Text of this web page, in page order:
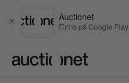
Stäng
Auctionet
Finns på Google Play